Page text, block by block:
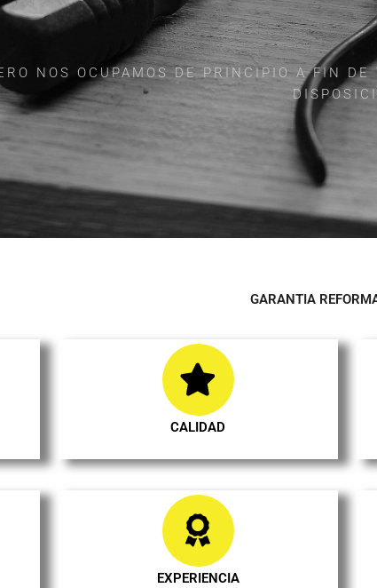
NOS OCUPAMOS DE PRINCIPIO A FIN
GARANTIA
CALIDAD
EXPERIENCIA